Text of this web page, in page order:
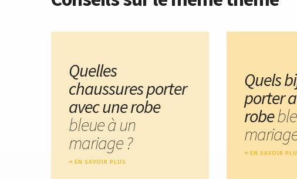
Quelles
chaussures porter
avec une robe
bleue à un
mariage ?
EN SAVOIR PLUS
Quels
porter
robe
EN SAVOIR